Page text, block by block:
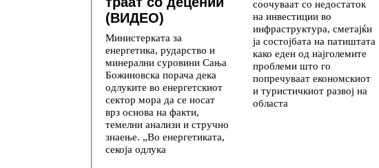
(ВИДЕО)
Министерката за
енергетика, рударство и
минерални суровини Сања
Божиновска порача дека
одлуките во енергетскиот
сектор мора да се носат
врз основа на факти,
темелни анализи и стручно
знаење. „Во енергетиката,
секоја одлука
соочуваат со недостаток
на инвестиции во
инфраструктура, сметајќи
ја состојбата на патиштата
како еден од најголемите
проблеми што го
попречуваат економскиот
и туристичкиот развој на
областа